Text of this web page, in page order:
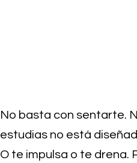
No basta con sentarte.
estudias no está
O te impulsa o te drena.